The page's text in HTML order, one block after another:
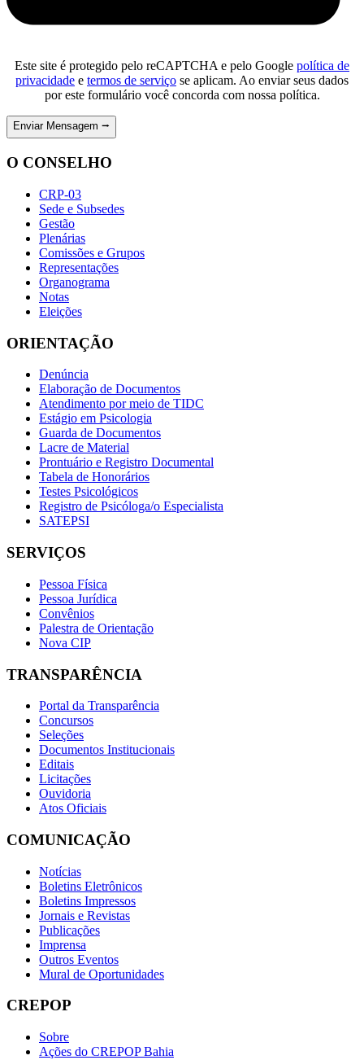
Este site é protegido pelo reCAPTCHA e pelo Google política de
privacidade e termos de serviço se aplicam. Ao enviar seus dados
por este formulário você concorda com nossa política.
O CONSELHO
CRP-03
Sede e Subsedes
Gestão
Plenárias
Comissões e Grupos
Representações
Organograma
Notas
Eleições
ORIENTAÇÃO
Denúncia
Elaboração de Documentos
Atendimento por meio de TIDC
Estágio em Psicologia
Guarda de Documentos
Lacre de Material
Prontuário e Registro Documental
Tabela de Honorários
Testes Psicológicos
Registro de Psicóloga/o Especialista
SATEPSI
SERVIÇOS
Pessoa Física
Pessoa Jurídica
Convênios
Palestra de Orientação
Nova CIP
TRANSPARÊNCIA
Portal da Transparência
Concursos
Seleções
Documentos Institucionais
Editais
Licitações
Ouvidoria
Atos Oficiais
COMUNICAÇÃO
Notícias
Boletins Eletrônicos
Boletins Impressos
Jornais e Revistas
Publicações
Imprensa
Outros Eventos
Mural de Oportunidades
CREPOP
Sobre
Ações do CREPOP Bahia